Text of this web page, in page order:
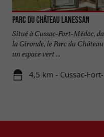
Parc du Château Lanessan
Situé à Cussac-Fort-Médoc,
la Gironde, le Parc du
un espace vert ...
4,5 km - Cussac-